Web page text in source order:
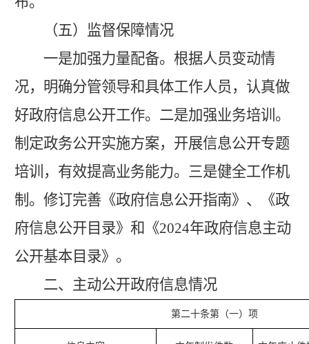
（五）监督保障情况
一是加强力量配备。根据人员变动情
况，明确分管领导和具体工作人员，认真做
好政府信息公开工作。 二是加强业务培训。
制定政务公开实施方案， 开展信息公开专题
培训， 有效提高业务能力。 三是健全工作机
制。 修订完善《政府信息公开指南》 、
《政
府信息公开目录》 和《2024年政府信息主动
公开基本目录》 。
二、主动公开政府信息情况
第二十条第（一）项